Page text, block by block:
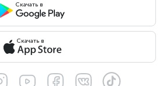
Скачать в
Скачать в